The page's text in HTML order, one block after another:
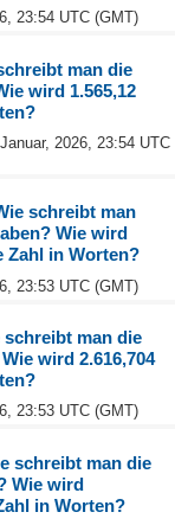
23:54 UTC (GMT)
man die
wird 1.565,12
2026, 23:54 UTC
schreibt man
Wie wird
Zahl in Worten?
23:53 UTC (GMT)
schreibt man die
wird 2.616,704
23:53 UTC (GMT)
schreibt man die
Wie wird
in Worten?